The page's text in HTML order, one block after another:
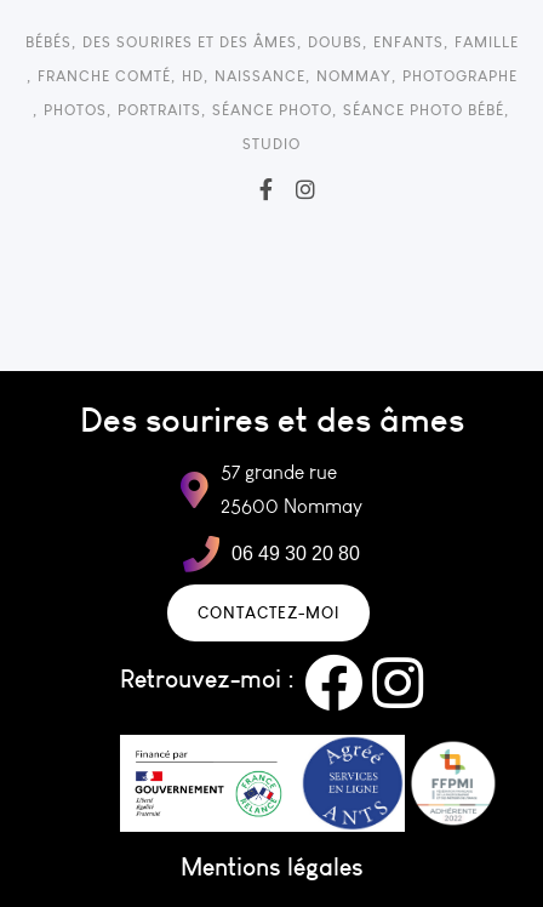
BÉBÉS , DES SOURIRES ET DES ÂMES , DOUBS , ENFANTS , FAMILLE
, FRANCHE COMTÉ, HD, NAISSANCE, NOMMAY, PHOTOGRAPHE
, PHOTOS , PORTRAITS , SÉANCE PHOTO, SÉANCE PHOTO BÉBÉ,
STUDIO
Des sourires et des âmes
57 grande rue
25600 Nommay
06 49 30 20 80
CONTACTEZ-MOI
Retrouvez-moi :
Mentions légales